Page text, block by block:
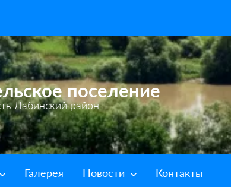
поселение
Лабинский район
Галерея Новости Контакты